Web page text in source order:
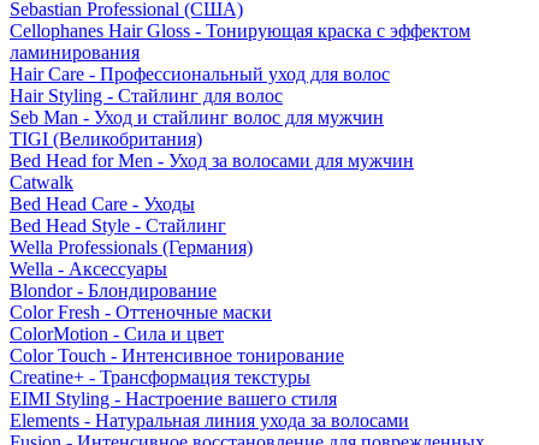
Sebastian Professional (США)
Cellophanes Hair Gloss - Тонирующая краска с эффектом
ламинирования
Hair Care - Профессиональный уход для волос
Hair Styling - Стайлинг для волос
Seb Man - Уход и стайлинг волос для мужчин
TIGI (Великобритания)
Bed Head for Men - Уход за волосами для мужчин
Catwalk
Bed Head Care - Уходы
Bed Head Style - Стайлинг
Wella Professionals (Германия)
Wella - Аксессуары
Blondor - Блондирование
Color Fresh - Оттеночные маски
ColorMotion - Сила и цвет
Color Touch - Интенсивное тонирование
Creatine+ - Трансформация текстуры
EIMI Styling - Настроение вашего стиля
Elements - Натуральная линия ухода за волосами